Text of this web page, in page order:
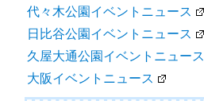
代々木公園イベントニュース
日比谷公園イベントニュース
久屋大通公園イベントニュース
大阪イベントニュース